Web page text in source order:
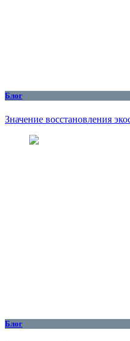
Блог
Значение восстановления
Блог